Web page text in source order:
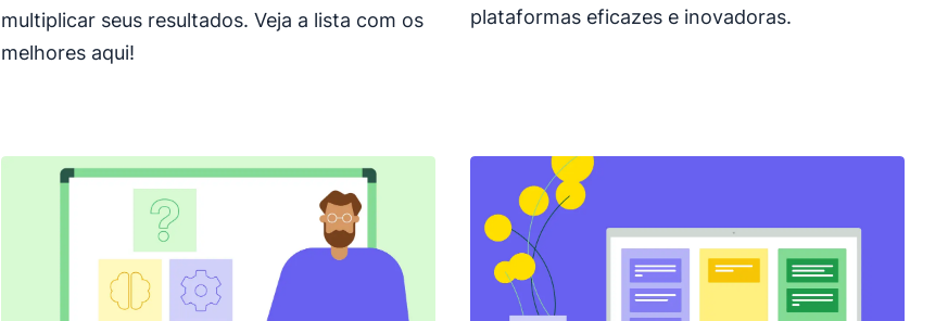
multiplicar seus resultados. Veja a lista com os
melhores aqui!
plataformas eficazes e inovadoras.